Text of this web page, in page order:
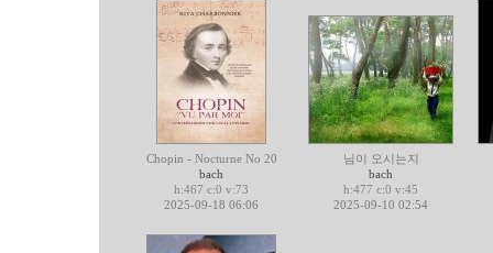
Chopin - Nocturne No 20
bach
h:467 c:0 v:73
2025-09-18 06:06
님이 오시는지
bach
h:477 c:0 v:45
2025-09-10 02:54